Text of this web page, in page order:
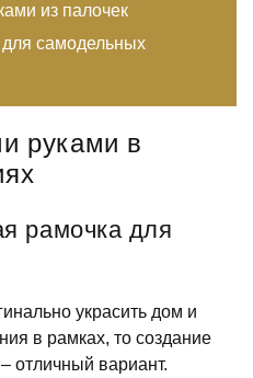
из палочек
самодельных
руками в
рамочка для
украсить дом и
в рамках, то создание
отличный вариант.